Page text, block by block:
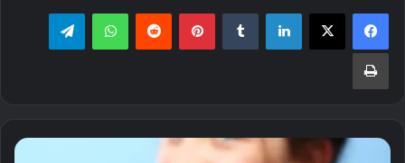
لینکدین ‫تامبلر پینترست‫رددیت واتس آپ تلگرام
چاپ
ارتودنسی